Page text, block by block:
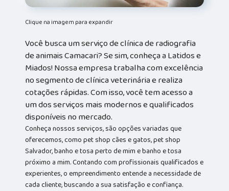
Clique na imagem para expandir
Você busca um serviço de clínica de radiografia
de animais Camacari? Se sim, conheça a Latidos e
Miados! Nossa empresa trabalha com excelência
no segmento de clínica veterinária e realiza
cotações rápidas. Com isso, você tem acesso a
um dos serviços mais modernos e qualificados
disponíveis no mercado.
Conheça nossos serviços, são opções variadas que
oferecemos, como pet shop cães e gatos, pet shop
Salvador, banho e tosa perto de mim e banho e tosa
próximo a mim. Contando com profissionais qualificados e
experientes, o empreendimento entende a necessidade de
cada cliente, buscando a sua satisfação e confiança.